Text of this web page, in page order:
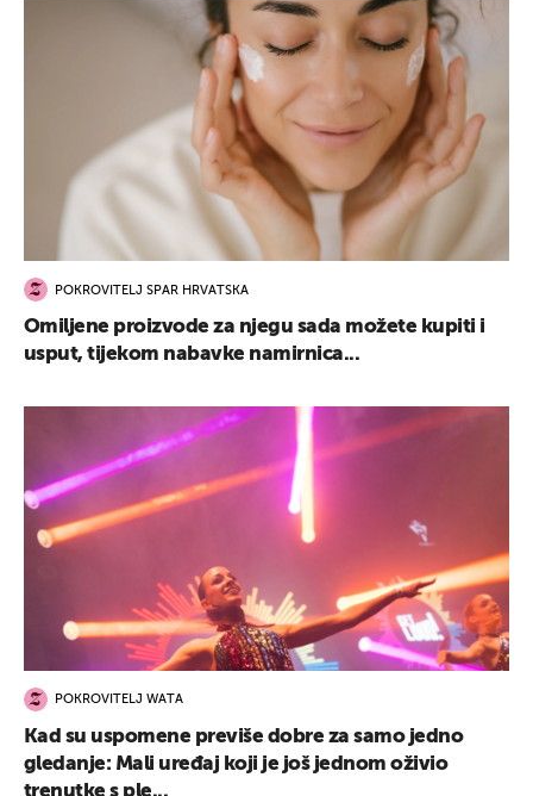
POKROVITELJ SPAR HRVATSKA
Omiljene proizvode za njegu sada možete kupiti i
usput, tijekom nabavke namirnica...
POKROVITELJ WATA
Kad su uspomene previše dobre za samo jedno
gledanje: Mali uređaj koji je još jednom oživio
trenutke s ple...